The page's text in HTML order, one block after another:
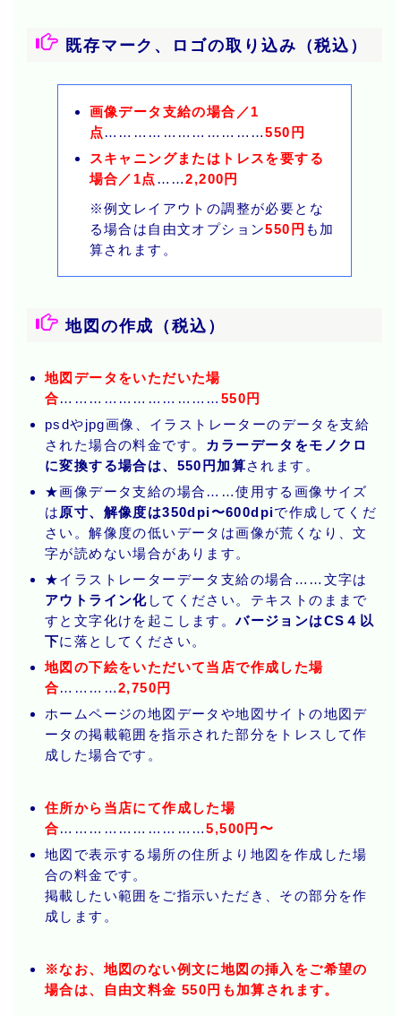
既存マーク、ロゴの取り込み（税込）
画像データ支給の場合／1
点……………………………550円
スキャニングまたはトレスを要する
場合／1点 ……2,200円
※例文レイアウトの調整が必要とな
る場合は自由文オプション550円 も加
算されます。
地図の作成（税込）
地図データをいただいた場
合…………………………… 550円
psdやjpg画像、イラストレーターのデータを支給
された場合の料金です。 カラーデータをモノクロ
に変換する場合は、550円加算されます。
★画像データ支給の場合……使用する画像サイズ
は 原寸、解像度は350dpi〜600dpiで作成してくだ
さい。解像度の低いデータは画像が荒くなり、文
字が読めない場合があります。
★イラストレーターデータ支給の場合……文字は
アウトライン化 してください。テキストのままで
すと文字化けを起こします。バージョンはCS４以
下に落としてください。
地図の下絵をいただいて当店で作成した場
合…………2,750円
ホームページの地図データや地図サイトの地図デ
ータの掲載範囲を指示された部分をトレスして作
成した場合です。
住所から当店にて作成した場
合…………………………5,500円〜
地図で表示する場所の住所より地図を作成した場
合の料金です。
掲載したい範囲をご指示いただき、その部分を作
成します。
※なお、地図のない例文に地図の挿入をご希望の
場合は、自由文料金 550円も加算されます。